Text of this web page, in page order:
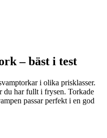
– bäst i test
i olika prisklasser.
du har fullt i frysen. Torkade
passar perfekt i en god